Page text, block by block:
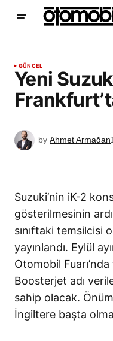
GÜNCEL
Yeni
by Ahmet Armağan
Suzuki’nin iK-2
gösterilmesinin
sınıftaki temsilcisi
yayınlandı. Eylül
Otomobil
Boosterjet adı
sahip olacak.
İngiltere başta